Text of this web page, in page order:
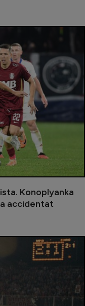
Konoplyanka
accidentat